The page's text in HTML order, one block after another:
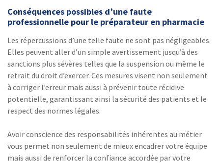
Conséquences possibles d’une faute
professionnelle pour le préparateur en pharmacie
Les répercussions d’une telle faute ne sont pas négligeables.
Elles peuvent aller d’un simple avertissement jusqu’à des
sanctions plus sévères telles que la suspension ou même le
retrait du droit d’exercer. Ces mesures visent non seulement
à corriger l’erreur mais aussi à prévenir toute récidive
potentielle, garantissant ainsi la sécurité des patients et le
respect des normes légales.
Avoir conscience des responsabilités inhérentes au métier
vous permet non seulement de mieux encadrer votre équipe
mais aussi de renforcer la confiance accordée par votre